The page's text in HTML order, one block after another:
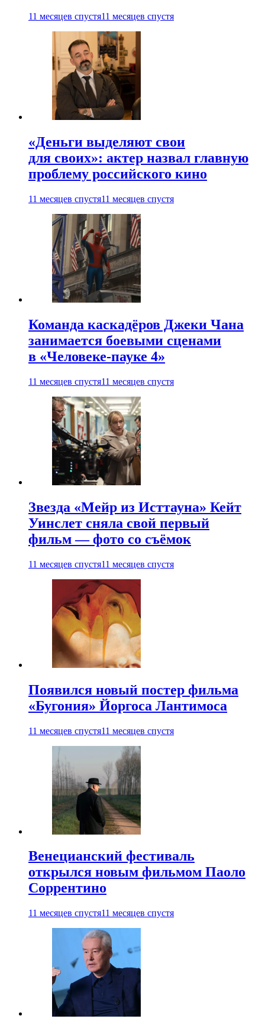
11 месяцев спустя11 месяцев спустя
«Деньги выделяют свои
для своих»: актер назвал главную
проблему российского кино
11 месяцев спустя11 месяцев спустя
Команда каскадёров Джеки Чана
занимается боевыми сценами
в «Человеке-пауке 4»
11 месяцев спустя11 месяцев спустя
Звезда «Мейр из Исттауна» Кейт
Уинслет сняла свой первый
фильм — фото со съёмок
11 месяцев спустя11 месяцев спустя
Появился новый постер фильма
«Бугония» Йоргоса Лантимоса
11 месяцев спустя11 месяцев спустя
Венецианский фестиваль
открылся новым фильмом Паоло
Соррентино
11 месяцев спустя11 месяцев спустя